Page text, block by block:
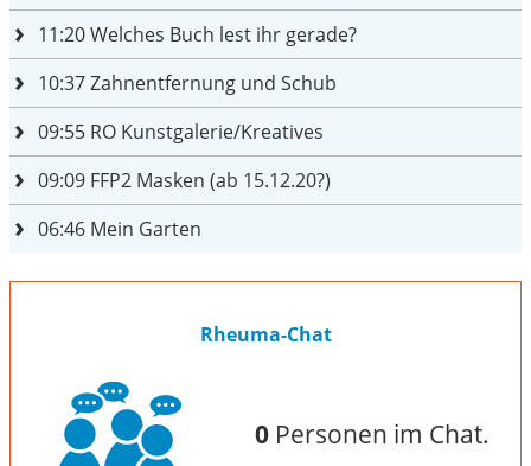
11:20Welches Buch lest ihr gerade?
10:37Zahnentfernung und Schub
09:55 RO Kunstgalerie/Kreatives
09:09 FFP2 Masken (ab 15.12.20?)
06:46 Mein Garten
Rheuma-Chat
0Personen im Chat.